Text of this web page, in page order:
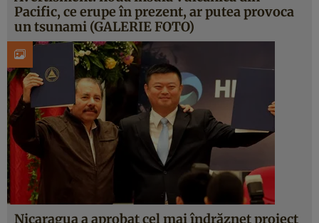
Pacific, ce erupe în prezent, ar putea provoca
un tsunami (GALERIE FOTO)
Nicaragua a aprobat cel mai îndrăzneţ proiect